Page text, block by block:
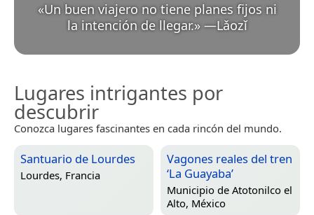
«Un buen viajero no tiene planes fijos ni
la intención de llegar.» —Lǎozǐ
Lugares intrigantes por
descubrir
Conozca lugares fascinantes en cada rincón del mundo.
Santuario de Lourdes
Lourdes, Francia
Vagones reales del tren
‘La Guayaba’
Municipio de Atotonilco el
Alto, México